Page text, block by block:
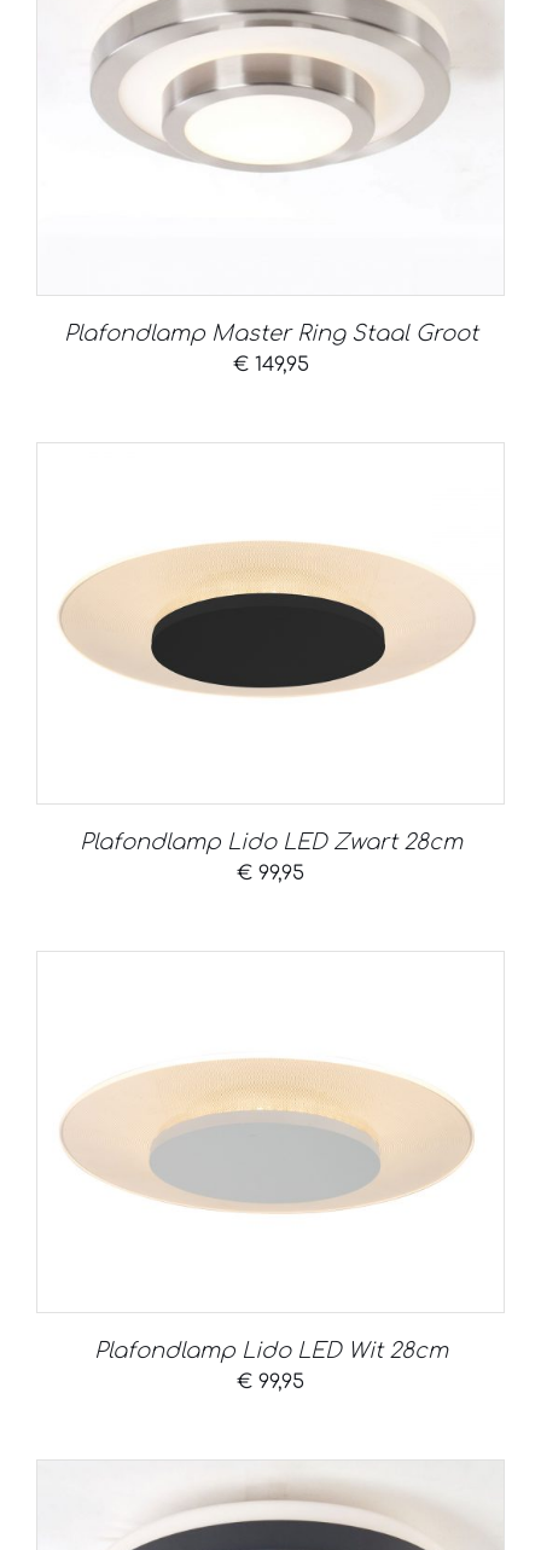
Plafondlamp Master Ring Staal Groot
€149,95
Plafondlamp Lido LED Zwart 28cm
€ 99,95
Plafondlamp Lido LED Wit 28cm
€ 99,95